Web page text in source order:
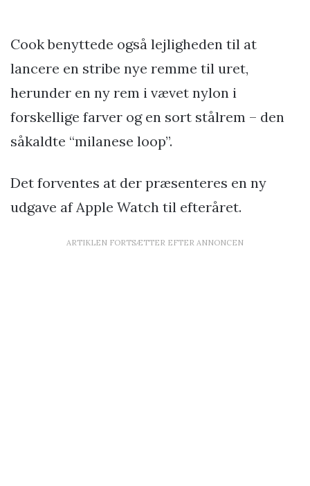
Cook benyttede også lejligheden til at
lancere en stribe nye remme til uret,
herunder en ny rem i vævet nylon i
forskellige farver og en sort stålrem – den
såkaldte “milanese loop”.
Det forventes at der præsenteres en ny
udgave af Apple Watch til efteråret.
ARTIKLEN FORTSÆTTER EFTER ANNONCEN